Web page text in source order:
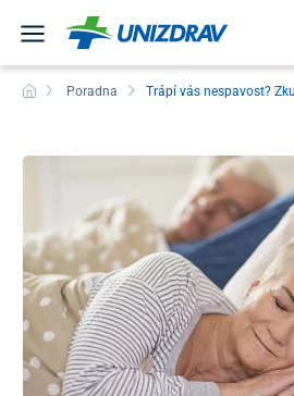
Poradna Trápí vás nespavost?